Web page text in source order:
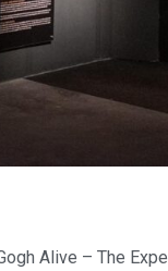
Alive – The